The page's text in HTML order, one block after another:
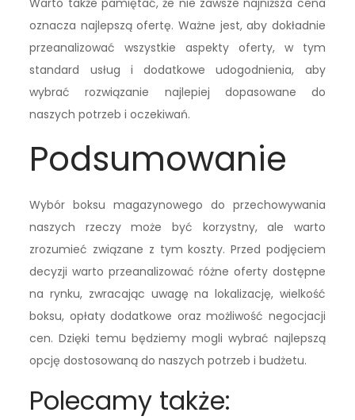
Warto także pamiętać, że nie zawsze najniższa cena
oznacza najlepszą ofertę. Ważne jest, aby dokładnie
przeanalizować wszystkie aspekty oferty, w tym
standard usług i dodatkowe udogodnienia, aby
wybrać rozwiązanie najlepiej dopasowane do
naszych potrzeb i oczekiwań.
Podsumowanie
Wybór boksu magazynowego do przechowywania
naszych rzeczy może być korzystny, ale warto
zrozumieć związane z tym koszty. Przed podjęciem
decyzji warto przeanalizować różne oferty dostępne
na rynku, zwracając uwagę na lokalizację, wielkość
boksu, opłaty dodatkowe oraz możliwość negocjacji
cen. Dzięki temu będziemy mogli wybrać najlepszą
opcję dostosowaną do naszych potrzeb i budżetu.
Polecamy także: